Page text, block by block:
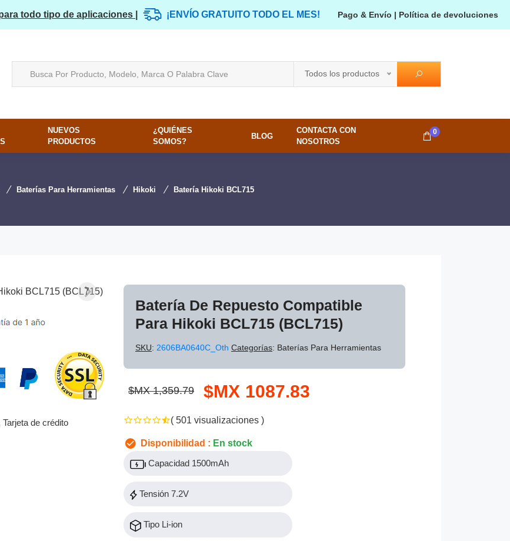
todo tipo de aplicaciones | ¡ENVÍO GRATUITO TODO EL MES! Pago & Envío | Política de devoluciones
Todos los productos
NUEVOS
PRODUCTOS
¿QUIÉNES
SOMOS?
BLOG
CONTACTA CON
NOSOTROS
0
Baterías Para Herramientas Hikoki Batería Hikoki BCL715
de crédito
Batería De Repuesto Compatible
Para Hikoki BCL715 (BCL715)
SKU: 2606BA0640C_Oth Categorías: Baterías Para Herramientas
$MX 1,359.79 $MX 1087.83
( 501 visualizaciones )
Disponibilidad : En stock
Capacidad 1500mAh
Tensión 7.2V
Tipo Li-ion